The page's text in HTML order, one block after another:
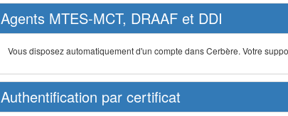
Agents MTES-MCT, DRAAF et DDI
Vous disposez automatiquement d'un compte dans Cerbère. Votre
Authentification par certificat